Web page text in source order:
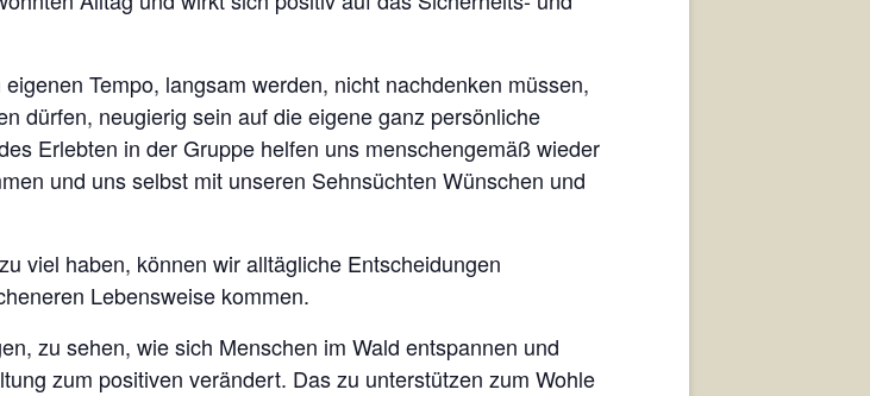
Tempo, langsam werden, nicht nachdenken müssen,
dürfen, neugierig sein auf die eigene ganz persönliche
Erlebten in der Gruppe helfen uns menschengemäß wieder
und uns selbst mit unseren Sehnsüchten Wünschen und
viel haben, können wir alltägliche Entscheidungen
Lebensweise kommen.
zu sehen, wie sich Menschen im Wald entspannen und
zum positiven verändert. Das zu unterstützen zum Wohle